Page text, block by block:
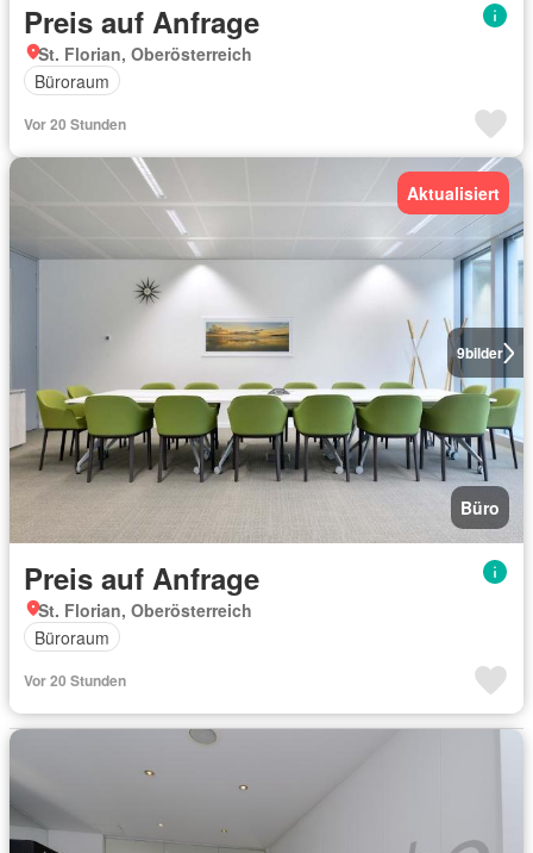
Preis auf Anfrage
St. Florian, Oberösterreich
Büroraum
Vor 20 Stunden
9bilder
Aktualisiert
Büro
Preis auf Anfrage
St. Florian, Oberösterreich
Büroraum
Vor 20 Stunden